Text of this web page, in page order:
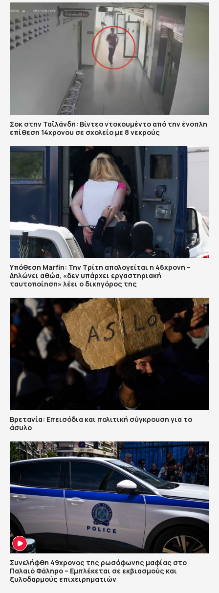
Σοκ στην Ταϊλάνδη: Βίντεο ντοκουμέντο από την ένοπλη
επίθεση 14χρονου σε σχολείο με 8 νεκρούς
Υπόθεση Marfin: Την Τρίτη απολογείται η 46χρονη –
Δηλώνει αθώα, «δεν υπάρχει εργαστηριακή
ταυτοποίηση» λέει ο δικηγόρος της
Βρετανία: Επεισόδια και πολιτική σύγκρουση για το
άσυλο
Συνελήφθη 49χρονος της ρωσόφωνης μαφίας στο
Παλαιό Φάληρο – Εμπλέκεται σε εκβιασμούς και
ξυλοδαρμούς επιχειρηματιών